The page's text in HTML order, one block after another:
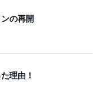
の再開
理由！